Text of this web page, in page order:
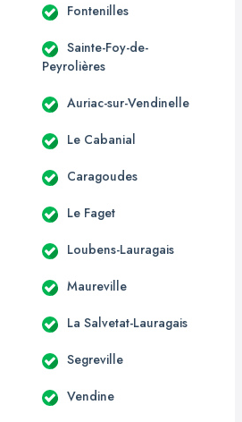
Fontenilles
Sainte-Foy-de-
Peyrolières
Auriac-sur-Vendinelle
Le Cabanial
Caragoudes
Le Faget
Loubens-Lauragais
Maureville
La Salvetat-Lauragais
Segreville
Vendine